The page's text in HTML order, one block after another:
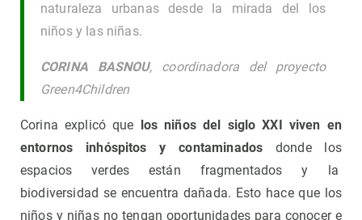
naturaleza urbanas desde la mirada del los
niños y las niñas.
CORINA BASNOU, coordinadora del proyecto
Green4Children
Corina explicó que
los niños del siglo XXI viven en
entornos inhóspitos
y contaminados donde los
espacios verdes están fragmentados y la
biodiversidad se encuentra dañada. Esto hace que los
niños y niñas no tengan oportunidades para conocer e